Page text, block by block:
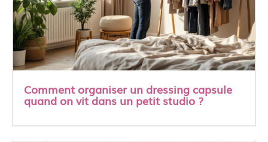
Comment organiser un dressing capsule
quand on vit dans un petit studio ?